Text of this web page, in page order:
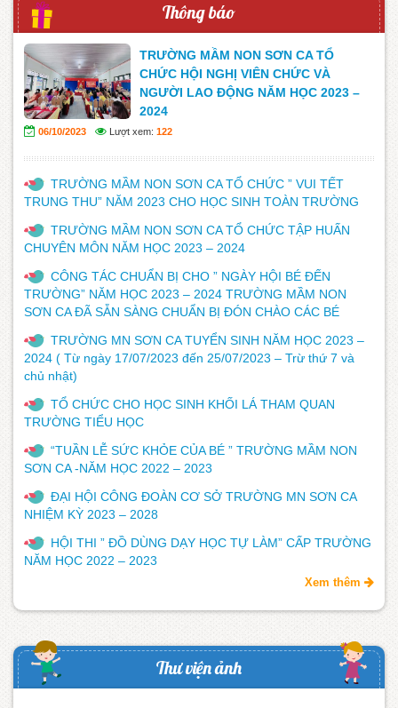
Thông báo
TRƯỜNG MẦM NON SƠN CA TỔ
CHỨC HỘI NGHỊ VIÊN CHỨC VÀ
NGƯỜI LAO ĐỘNG NĂM HỌC 2023 –
2024
06/10/2023 Lượt xem: 122
TRƯỜNG MẦM NON SƠN CA TỔ CHỨC ” VUI TẾT
TRUNG THU” NĂM 2023 CHO HỌC SINH TOÀN TRƯỜNG
TRƯỜNG MẦM NON SƠN CA TỔ CHỨC TẬP HUẤN
CHUYÊN MÔN NĂM HỌC 2023 – 2024
CÔNG TÁC CHUẨN BỊ CHO ” NGÀY HỘI BÉ ĐẾN
TRƯỜNG” NĂM HỌC 2023 – 2024 TRƯỜNG MẦM NON
SƠN CA ĐÃ SẴN SÀNG CHUẨN BỊ ĐÓN CHÀO CÁC BÉ
TRƯỜNG MN SƠN CA TUYỂN SINH NĂM HỌC 2023 –
2024 ( Từ ngày 17/07/2023 đến 25/07/2023 – Trừ thứ 7 và
chủ nhật)
TỔ CHỨC CHO HỌC SINH KHỐI LÁ THAM QUAN
TRƯỜNG TIỂU HỌC
“TUẦN LỄ SỨC KHỎE CỦA BÉ ” TRƯỜNG MẦM NON
SƠN CA -NĂM HỌC 2022 – 2023
ĐẠI HỘI CÔNG ĐOÀN CƠ SỞ TRƯỜNG MN SƠN CA
NHIỆM KỲ 2023 – 2028
HỘI THI ” ĐỒ DÙNG DẠY HỌC TỰ LÀM” CẤP TRƯỜNG
NĂM HỌC 2022 – 2023
Xem thêm
Thư viện ảnh